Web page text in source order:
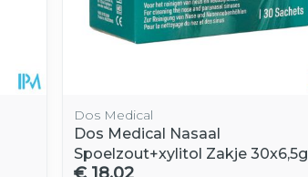
Dos Medical
Dos Medical Nasaal
Spoelzout+xylitol Zakje 30x6,5g